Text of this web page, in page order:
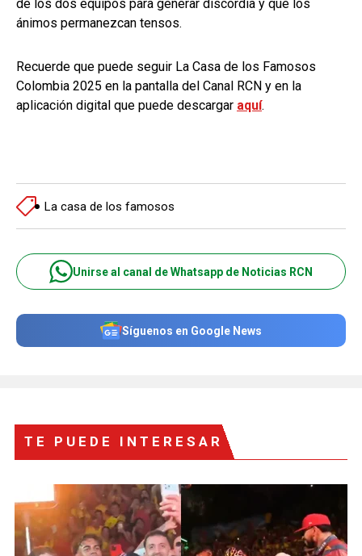
de los dos equipos para generar discordia y que los
ánimos permanezcan tensos.
Recuerde que puede seguir La Casa de los Famosos
Colombia 2025 en la pantalla del Canal RCN y en la
aplicación digital que puede descargar aquí.
La casa de los famosos
Unirse al canal de Whatsapp de Noticias RCN
Síguenos en Google News
TE PUEDE INTERESAR